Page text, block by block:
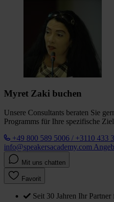
Myret Zaki buchen
Unsere Consultants beraten Sie
Programms für Ihre spezifische
+49 800 589 5006 / +3110 433
info@speakersacademy.com
Mit uns chatten
Favorit
Seit 30 Jahren Ihr